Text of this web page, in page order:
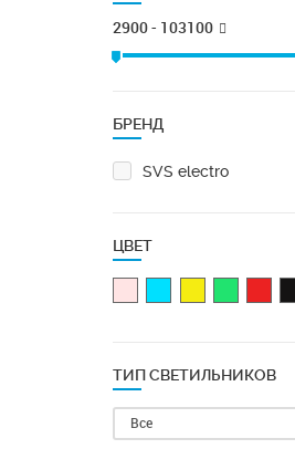
2900 - 103100
БРЕНД
SVS electro
ЦВЕТ
ТИП СВЕТИЛЬНИКОВ